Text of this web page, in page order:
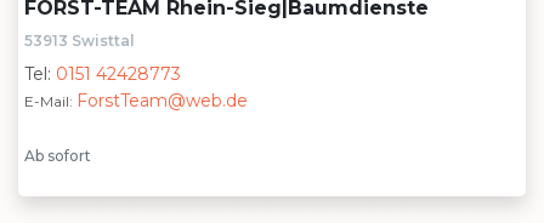
FORST-TEAM Rhein-Sieg|Baumdienste
53913 Swisttal
Tel: 0151 42428773
E-Mail: ForstTeam@web.de
Ab sofort